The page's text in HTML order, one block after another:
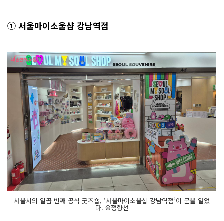
① 서울마이소울샵 강남역점
서울시의 일곱 번째 공식 굿즈숍, ‘서울마이소울샵 강남역점’이 문을 열었
다. ©정향선